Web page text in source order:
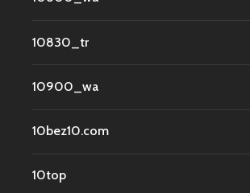
10830_tr
10900_wa
10bez10.com
10top